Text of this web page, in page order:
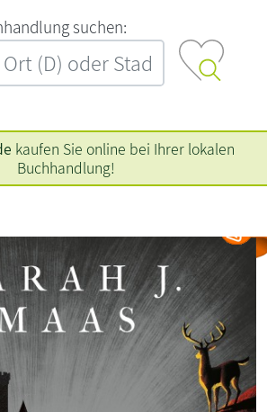
‍s‍u‍c‍h‍e‍n‍:‍
kaufen Sie online bei Ihrer lokalen
Buchhandlung!